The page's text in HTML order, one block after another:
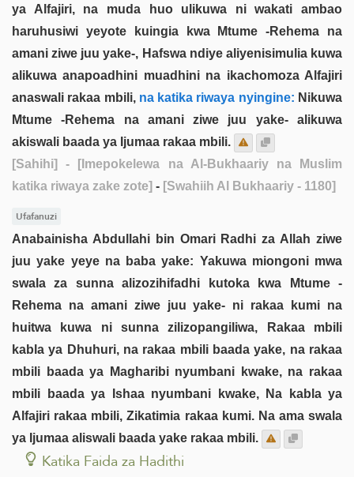
ya Alfajiri, na muda huo ulikuwa ni wakati ambao
haruhusiwi yeyote kuingia kwa Mtume -Rehema na
amani ziwe juu yake-, Hafswa ndiye aliyenisimulia kuwa
alikuwa anapoadhini muadhini na ikachomoza Alfajiri
anaswali rakaa mbili,na katika riwaya nyingine: Nikuwa
Mtume -Rehema na amani ziwe juu yake- alikuwa
akiswali baada ya Ijumaa rakaa mbili.
[Sahihi]
- [Imepokelewa na Al-Bukhaariy na Muslim
katika riwaya zake zote] - [Swahiih Al Bukhaariy - 1180]
Ufafanuzi
Anabainisha Abdullahi bin Omari Radhi za Allah ziwe
juu yake yeye na baba yake: Yakuwa miongoni mwa
swala za sunna alizozihifadhi kutoka kwa Mtume -
Rehema na amani ziwe juu yake- ni rakaa kumi na
huitwa kuwa ni sunna zilizopangiliwa, Rakaa mbili
kabla ya Dhuhuri, na rakaa mbili baada yake, na rakaa
mbili baada ya Magharibi nyumbani kwake, na rakaa
mbili baada ya Ishaa nyumbani kwake, Na kabla ya
Alfajiri rakaa mbili, Zikatimia rakaa kumi. Na ama swala
ya Ijumaa aliswali baada yake rakaa mbili.
Katika Faida za Hadithi